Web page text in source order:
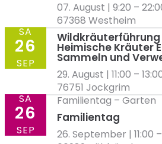
07. August | 9:20 –
67368 Westheim
Wildkräuterführung
Heimische Kräuter
Sammeln und
29. August | 11:00 –
76751 Jockgrim
SA
26
SEP
Familientag
Familientag – Garten
26. September | 11:00 –
SA
26
SEP